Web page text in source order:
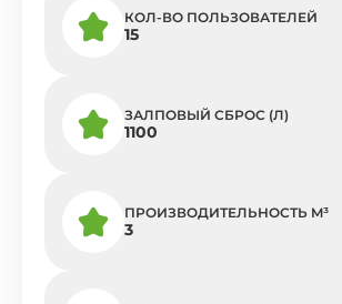
КОЛ-ВО ПОЛЬЗОВАТЕЛЕЙ
15
ЗАЛПОВЫЙ СБРОС (Л)
1100
ПРОИЗВОДИТЕЛЬНОСТЬ M³
3